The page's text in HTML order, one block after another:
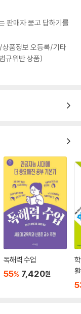
기
한다면 그 어떤 수업이
다 나는 괴로워질 겁니
, 쓸데없던 내 반항심을
. 귀찮던 간섭이 얼마나
다도 내 인생을 얼마나
라진대도, 언젠가 아빠
자신과의 경쟁’에 집중
모습에 감동하고, 새로
한 발자국씩 가까워
있다. 한번 앉으면 몇
리가 귀에 들릴 정도의
지는 집요함, 나쁜 습관
늦어버린 줄로만 알고,
고, 나도 너처럼 고민
마음이었으니까.’
게 공부하는 10대들을
사나 선생님이 아닌 학
, 오빠로서 힘든 시기를
넨다. 온갖 ‘잉여짓’을
쏟았던 이야기, 시골학
없었던 이야기는 10
다. 더불어 ‘공부할 마
하기 좋은 날로 만드는
판매자 묻고 답하기를
품정보 오등록/기타
규위반 상품)
독해력 수업
55% 7,420원
(